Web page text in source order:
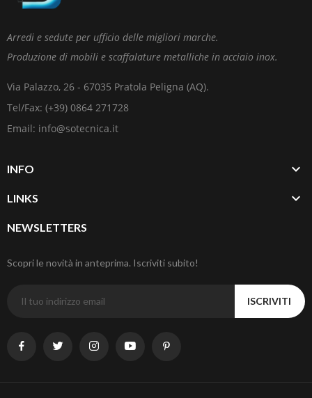
Arredi e sedute per ufficio delle migliori marche.
Produzione di mobili e scaffalature metalliche in acciaio inox.
Via Palazzo, 26 - 67035 Pratola Peligna (AQ).
Tel/Fax: (+39) 0864 271728
Email: info@sotecnica.it
INFO 
LINKS 
NEWSLETTERS
Scopri le novità in anteprima. Iscriviti subito!
ISCRIVITI